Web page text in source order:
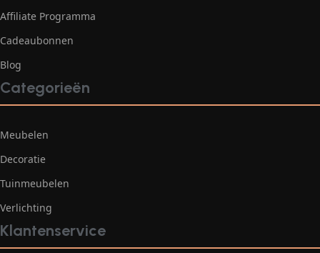
Affiliate Programma
Cadeaubonnen
Blog
Categorieën
Meubelen
Decoratie
Tuinmeubelen
Verlichting
Klantenservice